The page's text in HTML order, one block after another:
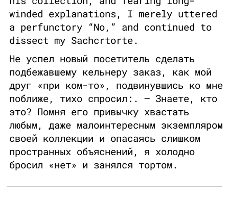
winded explanations, I merely uttered
a perfunctory “No,” and continued to
dissect my Sachcrtorte.
Не успел новый посетитель сделать
подбежавшему кельнеру заказ, как мой
друг «при ком-то», подвинувшись ко мне
поближе, тихо спросил:. — Знаете, кто
это? Помня его привычку хвастать
любым, даже малоинтересным экземпляром
своей коллекции и опасаясь слишком
пространных объяснений, я холодно
бросил «нет» и занялся тортом.